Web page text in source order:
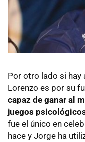
Por otro lado si
Lorenzo es por su
capaz de ganar al
juegos
fue el único en
hace y Jorge ha